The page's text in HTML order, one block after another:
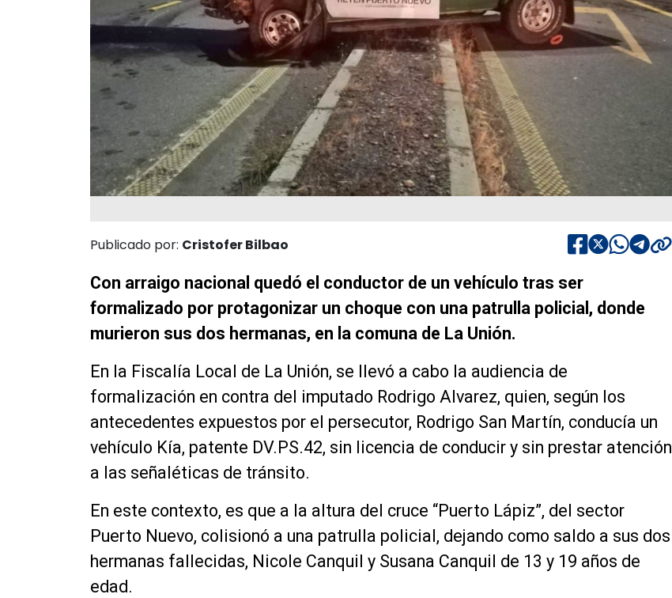
Publicado por: Cristofer Bilbao
Con arraigo nacional quedó el conductor de un vehículo tras ser
formalizado por protagonizar un choque con una patrulla policial, donde
murieron sus dos hermanas, en la comuna de La Unión.
En la Fiscalía Local de La Unión, se llevó a cabo la audiencia de
formalización en contra del imputado Rodrigo Alvarez, quien, según los
antecedentes expuestos por el persecutor, Rodrigo San Martín, conducía un
vehículo Kía, patente DV.PS.42, sin licencia de conducir y sin prestar atención
a las señaléticas de tránsito.
En este contexto, es que a la altura del cruce “Puerto Lápiz”, del sector
Puerto Nuevo, colisionó a una patrulla policial, dejando como saldo a sus dos
hermanas fallecidas, Nicole Canquil y Susana Canquil de 13 y 19 años de
edad.